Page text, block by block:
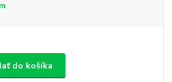
do košíka